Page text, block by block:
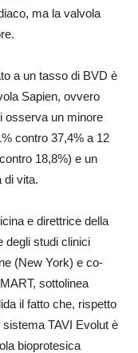
ma la valvola
a un tasso di BVD è
Sapien, ovvero
osserva un minore
contro 37,4% a 12
18,8%) e un
di vita.
e direttrice della
degli studi clinici
(New York) e co-
sottolinea
il fatto che, rispetto
TAVI Evolut è
bioprotesica